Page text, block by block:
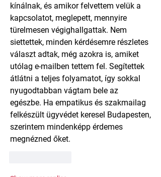
kínálnak, és amikor felvettem velük a
kapcsolatot, meglepett, mennyire
türelmesen végighallgattak. Nem
siettettek, minden kérdésemre részletes
választ adtak, még azokra is, amiket
utólag e-mailben tettem fel. Segítettek
átlátni a teljes folyamatot, így sokkal
nyugodtabban vágtam bele az
egészbe. Ha empatikus és szakmailag
felkészült ügyvédet keresel Budapesten,
szerintem mindenképp érdemes
megnézned őket.